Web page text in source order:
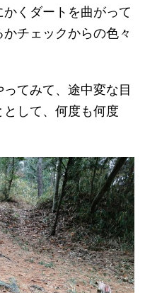
くダートを曲がって
チェックからの色々
てみて、途中変な目
して、何度も何度